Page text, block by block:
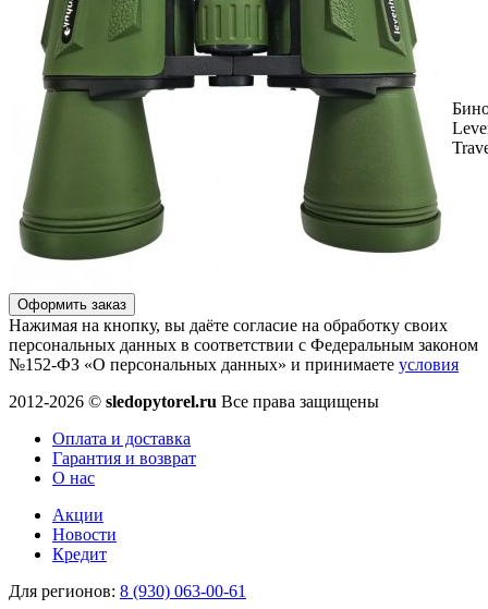
Оформить заказ
Нажимая на кнопку, вы даёте согласие на обработку своих
персональных данных в соответствии с Федеральным законом
№152-ФЗ «О персональных данных» и принимаете условия
2012-2026 © sledopytorel.ru Все права защищены
Оплата и доставка
Гарантия и возврат
О нас
Акции
Новости
Кредит
Для регионов: 8 (930) 063-00-61